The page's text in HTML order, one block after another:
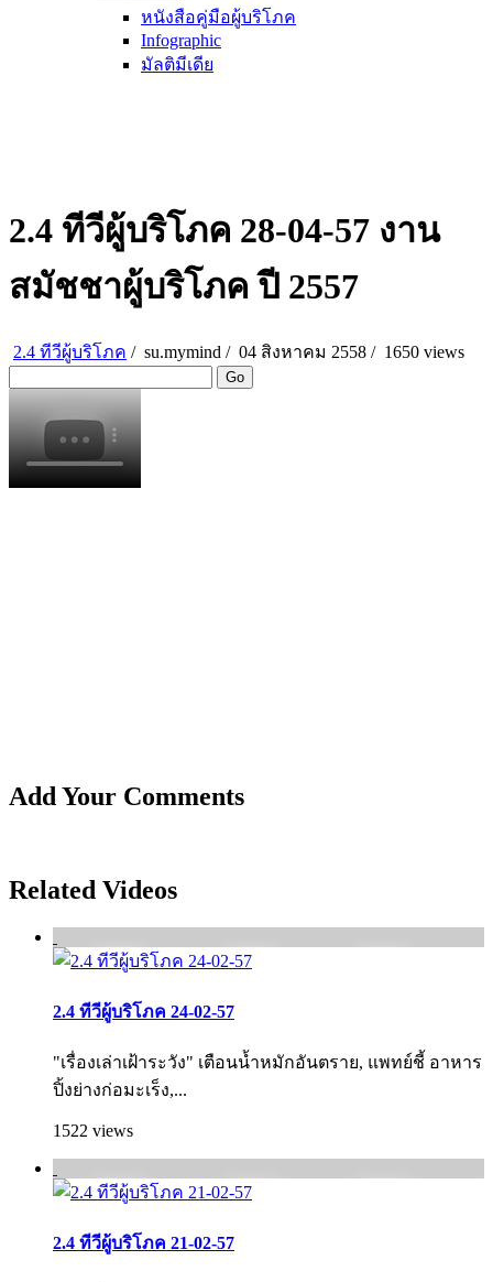
หนังสือคู่มือผู้บริโภค
Infographic
มัลติมีเดีย
2.4 ทีวีผู้บริโภค 28-04-57 งาน
สมัชชาผู้บริโภค ปี 2557
2.4 ทีวีผู้บริโภค / su.mymind / 04 สิงหาคม 2558 / 1650 views
Go
Add Your Comments
Related Videos
2.4 ทีวีผู้บริโภค 24-02-57
"เรื่องเล่าเฝ้าระวัง" เตือนน้ำหมักอันตราย, แพทย์ชี้ อาหาร
ปิ้งย่างก่อมะเร็ง,...
1522 views
2.4 ทีวีผู้บริโภค 21-02-57